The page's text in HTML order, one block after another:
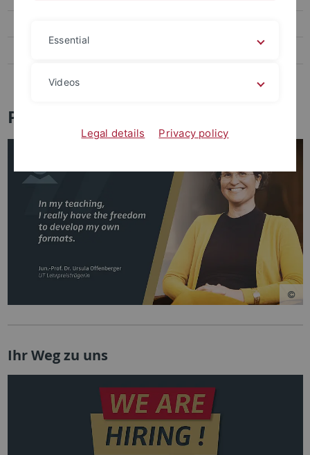
Stellenangebote veröffentlichen
Professuren
Ihr Weg zu uns
Essential
Videos
Legal details Privacy policy